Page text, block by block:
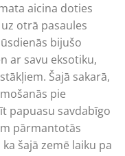
aicina doties
otrā pasaules
bijušo
ar savu eksotiku,
Šajā sakarā,
pie
papuasu savdabīgo
pārmantotās
šajā zemē laiku pa